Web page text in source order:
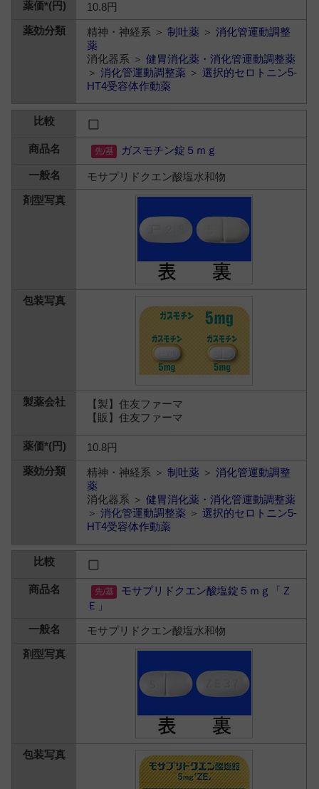
10.8円
精神・神経系 ＞制吐薬 ＞消化管運動調整
薬
消化器系 ＞健胃消化薬・消化管運動調整薬
＞消化管運動調整薬 ＞選択的セロトニン5-
HT4受容体作動薬
ガスモチン錠５ｍｇ
モサプリドクエン酸塩水和物
【製】住友ファーマ
【販】住友ファーマ
10.8円
精神・神経系 ＞制吐薬 ＞消化管運動調整
薬
消化器系 ＞健胃消化薬・消化管運動調整薬
＞消化管運動調整薬 ＞選択的セロトニン5-
HT4受容体作動薬
モサプリドクエン酸塩錠５ｍｇ「Ｚ
Ｅ」
モサプリドクエン酸塩水和物